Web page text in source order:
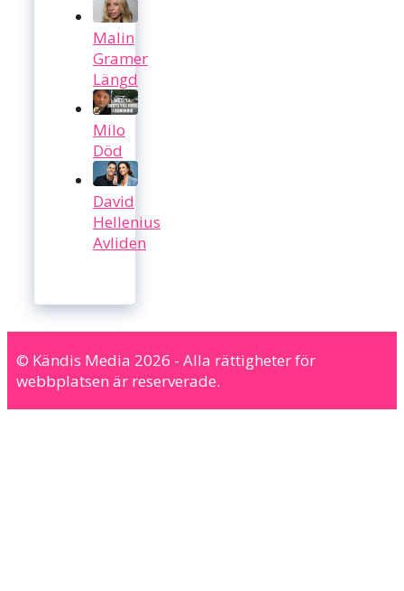
Malin
Gramer
Längd
Milo
Död
David
Hellenius
Avliden
© Kändis Media 2026 - Alla rättigheter för
webbplatsen är reserverade.